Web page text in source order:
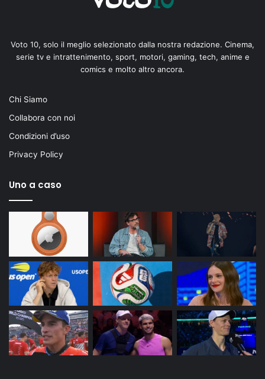
Voto 10, solo il meglio selezionato dalla nostra redazione. Cinema,
serie tv e intrattenimento, sport, motori, gaming, tech, anime e
comics e molto altro ancora.
Chi Siamo
Collabora con noi
Condizioni d’uso
Privacy Policy
Uno a caso